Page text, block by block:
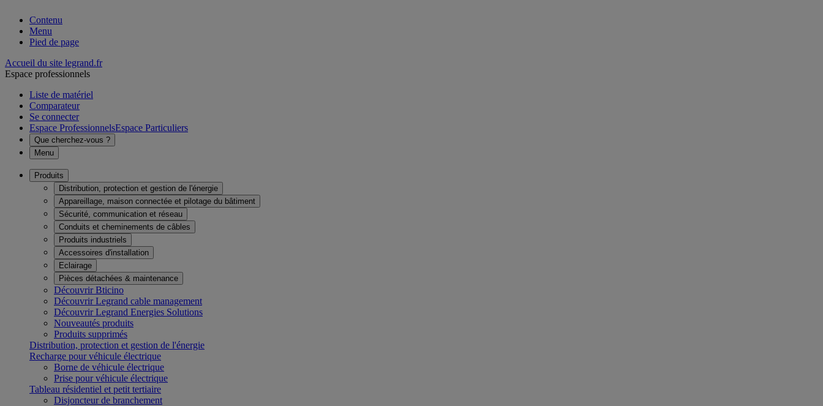
Contenu
Menu
Pied de page
Accueil du site legrand.fr
Espace professionnels
Liste de matériel
Comparateur
Se connecter
Espace ProfessionnelsEspace Particuliers
Que cherchez-vous ?
Menu
Produits
Distribution, protection et gestion de l'énergie
Appareillage, maison connectée et pilotage du bâtiment
Sécurité, communication et réseau
Conduits et cheminements de câbles
Produits industriels
Accessoires d'installation
Eclairage
Pièces détachées & maintenance
Découvrir Bticino
Découvrir Legrand cable management
Découvrir Legrand Energies Solutions
Nouveautés produits
Produits supprimés
Distribution, protection et gestion de l'énergie
Recharge pour véhicule électrique
Borne de véhicule électrique
Prise pour véhicule électrique
Tableau résidentiel et petit tertiaire
Disjoncteur de branchement